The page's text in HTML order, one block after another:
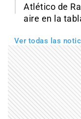
Atlético de
aire en la
Ver todas las